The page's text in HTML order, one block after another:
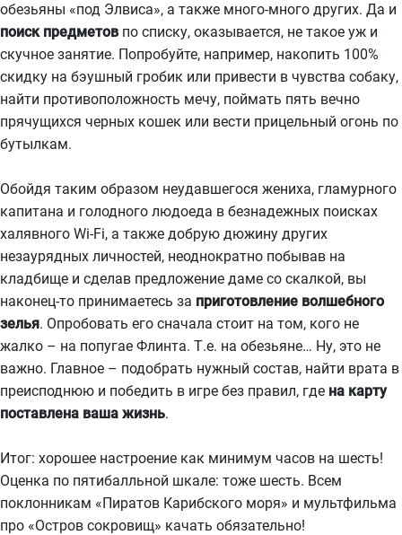
обезьяны «под Элвиса», а также много-много других. Да и
поиск предметов по списку, оказывается, не такое уж и
скучное занятие. Попробуйте, например, накопить 100%
скидку на бэушный гробик или привести в чувства собаку,
найти противоположность мечу, поймать пять вечно
прячущихся черных кошек или вести прицельный огонь по
бутылкам.
Обойдя таким образом неудавшегося жениха, гламурного
капитана и голодного людоеда в безнадежных поисках
халявного Wi-Fi, а также добрую дюжину других
незаурядных личностей, неоднократно побывав на
кладбище и сделав предложение даме со скалкой, вы
наконец-то принимаетесь за приготовление волшебного
зелья. Опробовать его сначала стоит на том, кого не
жалко – на попугае Флинта. Т.е. на обезьяне… Ну, это не
важно. Главное – подобрать нужный состав, найти врата в
преисподнюю и победить в игре без правил, где на карту
поставлена ваша жизнь.
Итог: хорошее настроение как минимум часов на шесть!
Оценка по пятибалльной шкале: тоже шесть. Всем
поклонникам «Пиратов Карибского моря» и мультфильма
про «Остров сокровищ» качать обязательно!